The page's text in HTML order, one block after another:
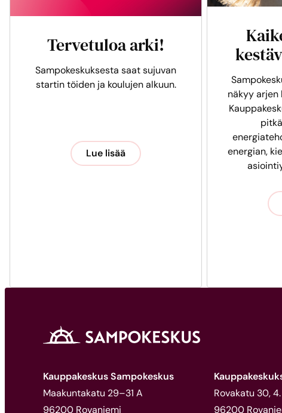
Tervetuloa arki!
Sampokeskuksesta saat sujuvan
startin töiden ja koulujen alkuun.
Lue lisää
näkyy arjen
energian,
Kauppakeskus Sampokeskus
Maakuntakatu 29–31 A
96200 Rovaniemi
Rovakatu 30,
96200